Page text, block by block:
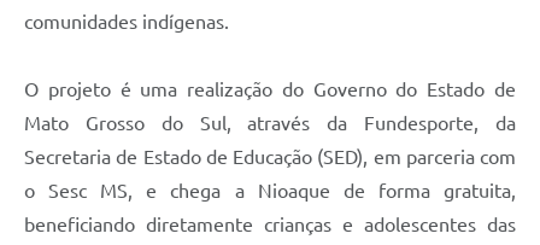
comunidades indígenas.
O projeto é uma realização do Governo do Estado de
Mato Grosso do Sul, através da Fundesporte, da
Secretaria de Estado de Educação (SED), em parceria com
o Sesc MS, e chega a Nioaque de forma gratuita,
beneficiando diretamente crianças e adolescentes das